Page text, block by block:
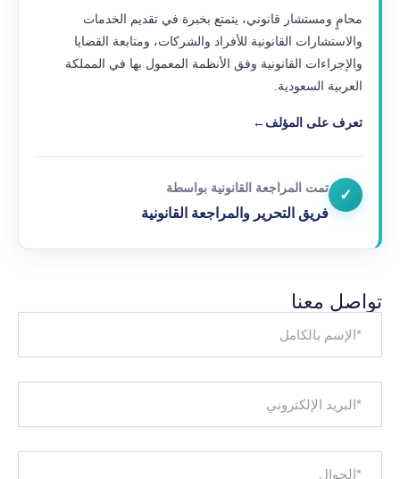
محامٍ ومستشار قانوني، يتمتع بخبرة في تقديم الخدمات
والاستشارات القانونية للأفراد والشركات، ومتابعة القضايا
والإجراءات القانونية وفق الأنظمة المعمول بها في المملكة
العربية السعودية.
تعرف على المؤلف←
✓ تمت المراجعة القانونية بواسطة
فريق التحرير والمراجعة القانونية
تواصل معنا